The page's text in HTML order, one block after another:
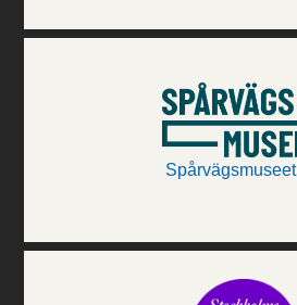
Spårvägsmuseet